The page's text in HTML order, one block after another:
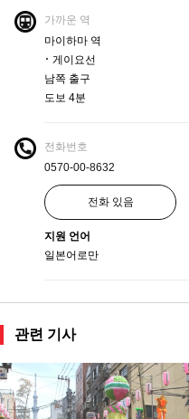
가까운 역
마이하마 역
･ 게이요선
남쪽 출구
도보 4분
전화번호
0570-00-8632
전화 있음
지원 언어
일본어로만
관련 기사